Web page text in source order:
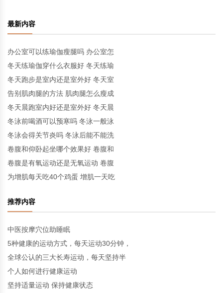
最新内容
办公室可以练瑜伽瘦腿吗 办公室怎
冬天练瑜伽穿什么衣服好 冬天练瑜
冬天跑步是室内还是室外好 冬天室
告别肌肉腿的方法 肌肉腿怎么瘦成
冬天晨跑室内好还是室外好 冬天晨
冬泳前喝酒可以预寒吗 冬泳一般泳
冬泳会得关节炎吗 冬泳后能不能洗
卷腹和仰卧起坐哪个效果好 卷腹和
卷腹是有氧运动还是无氧运动 卷腹
为增肌每天吃40个鸡蛋 增肌一天吃
推荐内容
中医按摩穴位助睡眠
5种健康的运动方式，每天运动30分钟，
全球公认的三大长寿运动，每天坚持半
个人如何进行健康运动
坚持适量运动 保持健康状态